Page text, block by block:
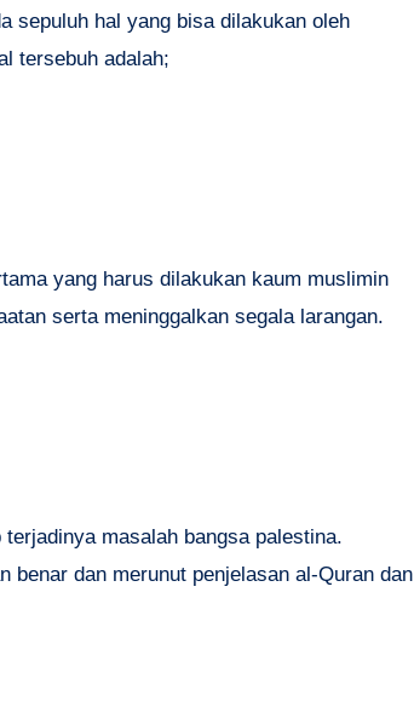
sepuluh hal yang bisa dilakukan oleh
tersebuh adalah;
yang harus dilakukan kaum muslimin
serta meninggalkan segala larangan.
masalah bangsa palestina.
benar dan merunut penjelasan al-Quran dan